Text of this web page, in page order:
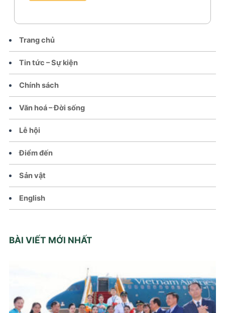
Trang chủ
Tin tức – Sự kiện
Chính sách
Văn hoá – Đời sống
Lễ hội
Điểm đến
Sản vật
English
BÀI VIẾT MỚI NHẤT